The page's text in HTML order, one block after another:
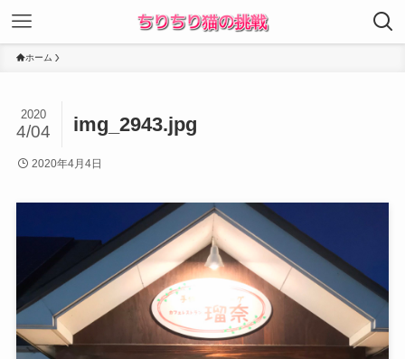
ホーム
img_2943.jpg
2020
4/04
2020年4月4日